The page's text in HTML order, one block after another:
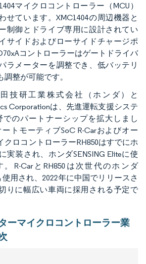
マイクロコントローラー（MCU）
せています。XMC1404の周辺機器と
制御とドライブ専用に設計されてい
サイドおよびローサイドチャージポ
コントローラーはゲートドライバ
ラメーターを調整でき、低バッテリ
整が可能です。
技研工業株式会社（ホンダ）と
Corporationは、先進運転支援システ
でのパートナーシップを拡大しまし
ートモーティブSoC R-Carおよびオー
クロコントローラーRH850はすでにホ
実装され、ホンダSENSING Eliteに使
R-CarとRH850は次世代のホンダ
使用され、2022年に中国でリリースさ
りに幅広い車両に採用される予定で
ーマイクロコントローラー業